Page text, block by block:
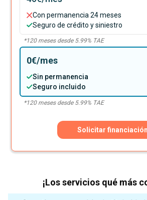
Con permanencia 24 meses
Seguro de crédito y siniestro
*120meses desde 5.99% TAE
0€/mes
Sin permanencia
Seguro incluido
*120meses desde 5.99% TAE
Solicitar financiación
¡Los servicios qué más